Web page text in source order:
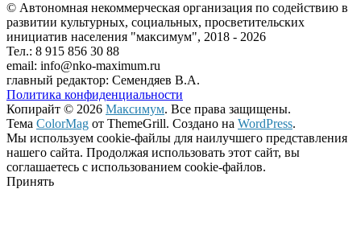
© Автономная некоммерческая организация по содействию в
развитии культурных, социальных, просветительских
инициатив населения "максимум", 2018 - 2026
Тел.: 8 915 856 30 88
email: info@nko-maximum.ru
главный редактор: Семендяев В.А.
Политика конфиденциальности
Копирайт © 2026 Максимум. Все права защищены.
Тема ColorMag от ThemeGrill. Создано на WordPress.
Мы используем cookie-файлы для наилучшего представления
нашего сайта. Продолжая использовать этот сайт, вы
соглашаетесь с использованием cookie-файлов.
Принять